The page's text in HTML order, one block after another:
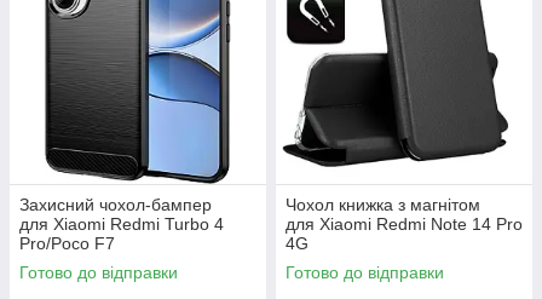
Захисний чохол-бампер
для Xiaomi Redmi Turbo 4
Pro/Poco F7
Готово до відправки
Чохол книжка з магнітом
для Xiaomi Redmi Note 14 Pro
4G
Готово до відправки